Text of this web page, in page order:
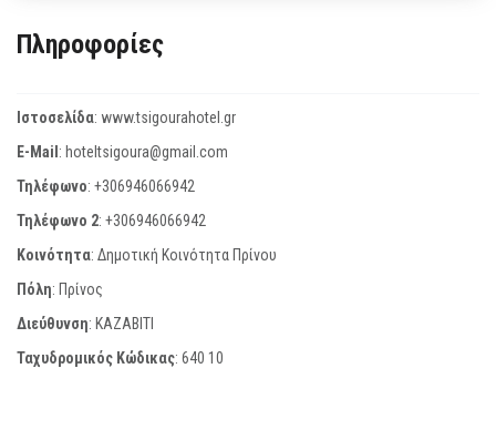
Πληροφορίες
Ιστοσελίδα: www.tsigourahotel.gr
E-Mail: hoteltsigoura@gmail.com
Τηλέφωνο: +306946066942
Τηλέφωνο 2: +306946066942
Κοινότητα: Δημοτική Κοινότητα Πρίνου
Πόλη: Πρίνος
Διεύθυνση: ΚΑΖΑΒΙΤΙ
Ταχυδρομικός Κώδικας: 640 10